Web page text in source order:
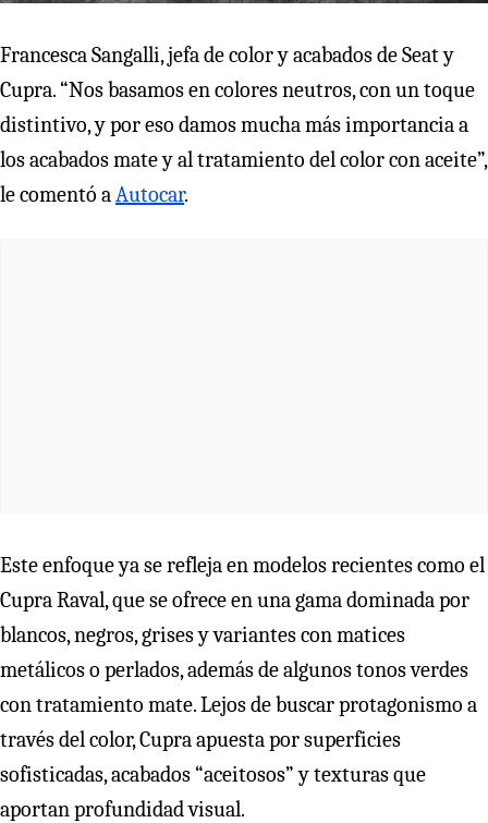
Francesca Sangalli, jefa de color y acabados de Seat y
Cupra. “Nos basamos en colores neutros, con un toque
distintivo, y por eso damos mucha más importancia a
los acabados mate y al tratamiento del color con aceite”,
le comentó aAutocar.
Este enfoque ya se refleja en modelos recientes como el
Cupra Raval, que se ofrece en una gama dominada por
blancos, negros, grises y variantes con matices
metálicos o perlados, además de algunos tonos verdes
con tratamiento mate. Lejos de buscar protagonismo a
través del color, Cupra apuesta por superficies
sofisticadas, acabados “aceitosos” y texturas que
aportan profundidad visual.